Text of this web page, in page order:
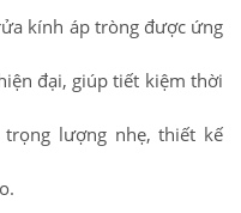
kính áp tròng được ứng
đại, giúp tiết kiệm thời
lượng nhẹ, thiết kế